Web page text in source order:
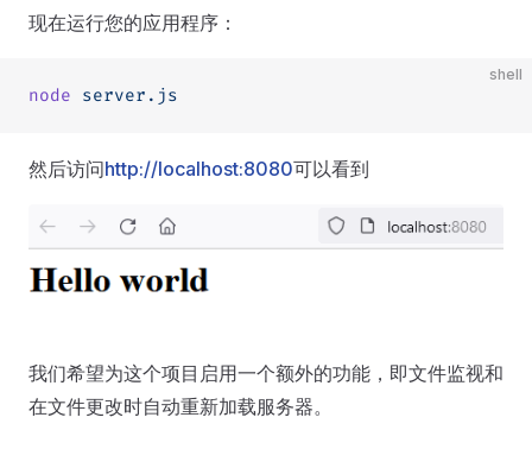
现在运行您的应用程序：
shell
node server.js
然后访问http://localhost:8080可以看到
我们希望为这个项目启用一个额外的功能，即文件监视和
在文件更改时自动重新加载服务器。